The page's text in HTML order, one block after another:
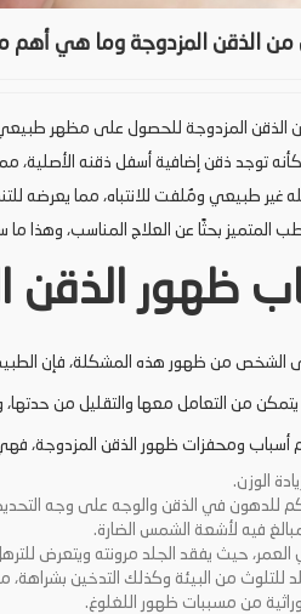
من الذقن المزدوجة وما هي أهم
الذقن المزدوجة للحصول على مظهر
توجد ذقن إضافية أسفل ذقنه الأصلية،
غير طبيعي ومُلفت للانتباه، مما يعرضه
المتميز بحثًا عن العلاج المناسب، وهذا ما
ظهور الذقن
الشخص من ظهور هذه المشكلة، فإن
من التعامل معها والتقليل من حدتها،
أسباب ومحفزات ظهور الذقن المزدوجة،
الوزن.
للدهون في الذقن والوجه على وجه
فيه لأشعة الشمس الضارة.
العمر، حيث يفقد الجلد مرونته ويتعرض
للتلوث من البيئة وكذلك التدخين بشراهة،
من مسببات ظهور اللغلوغ.